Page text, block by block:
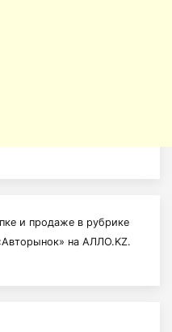
и продаже в рубрике
на АЛЛО.KZ.